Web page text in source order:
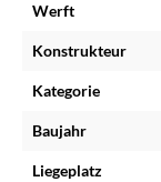
Werft
Konstrukteur
Kategorie
Baujahr
Liegeplatz